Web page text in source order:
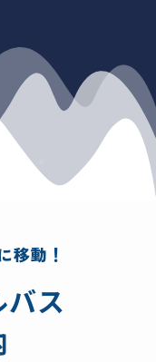
移動！
ス